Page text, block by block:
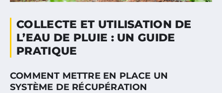
COLLECTE ET UTILISATION DE
L’EAU DE PLUIE : UN GUIDE
PRATIQUE
COMMENT METTRE EN PLACE UN
SYSTÈME DE RÉCUPÉRATION